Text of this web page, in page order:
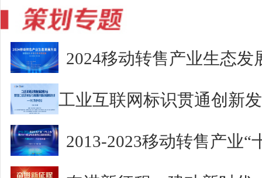
2024移动转售产业生态发
2013-2023移动转售产业